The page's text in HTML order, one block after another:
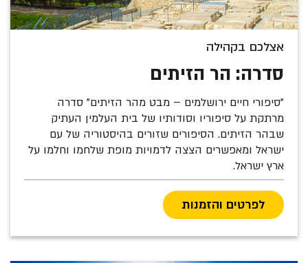
אצלכם בקהילה
סדרה: הר הזיתים
"סיפורי חיים ירושלמים – מבט מהר הזיתים" סדרה
מרתקת על סיפוריו וסודותיו של בית העלמין העתיק
שבהר הזיתים. הסיפורים שזורים בהיסטוריה של עם
ישראל ומאפשרים הצצה לדמויות מופת שלחמו וחלמו על
ארץ ישראל.
לפרטים והזמנות